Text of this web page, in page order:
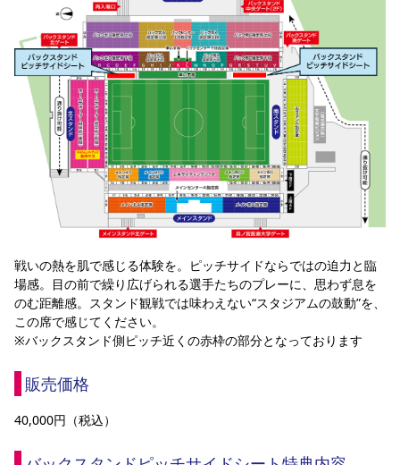
戦いの熱を肌で感じる体験を。ピッチサイドならではの迫力と臨
場感。目の前で繰り広げられる選手たちのプレーに、思わず息を
のむ距離感。スタンド観戦では味わえない“スタジアムの鼓動”を、
この席で感じてください。
※バックスタンド側ピッチ近くの赤枠の部分となっております
販売価格
40,000円（税込）